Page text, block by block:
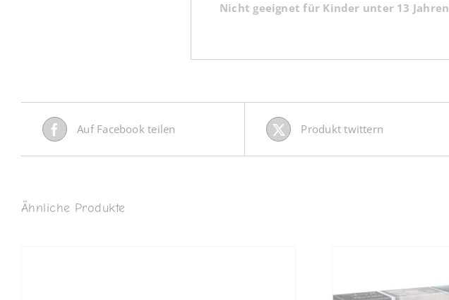
Nicht geeignet für Kinder unter 13 Jahren
Auf Facebook teilen Produkt twittern
Ähnliche Produkte